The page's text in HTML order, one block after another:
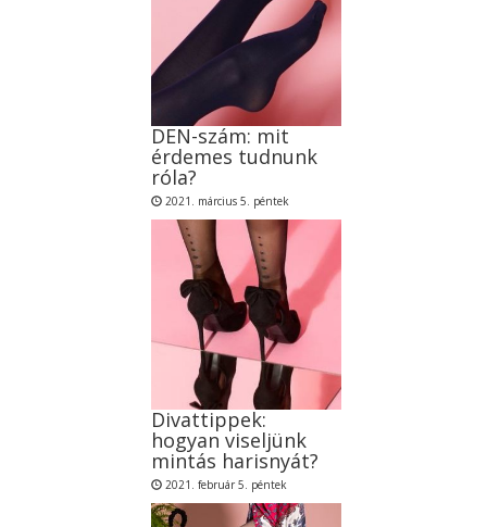
DEN-szám: mit
érdemes tudnunk
róla?
2021. március 5. péntek
Divattippek:
hogyan viseljünk
mintás harisnyát?
2021. február 5. péntek